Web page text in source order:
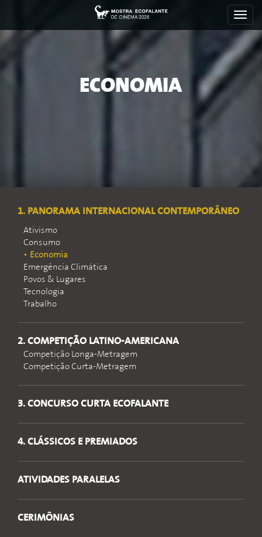
ECONOMIA
1. PANORAMA INTERNACIONAL CONTEMPORÂNEO
Ativismo
Consumo
Economia
Emergência Climática
Povos & Lugares
Tecnologia
Trabalho
2. COMPETIÇÃO LATINO-AMERICANA
Competição Longa-Metragem
Competição Curta-Metragem
3. CONCURSO CURTA ECOFALANTE
4. CLÁSSICOS E PREMIADOS
ATIVIDADES PARALELAS
CERIMÔNIAS